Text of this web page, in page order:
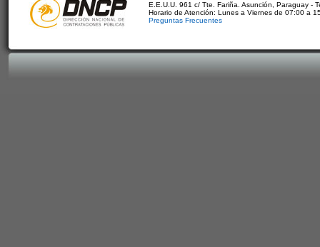
E.E.U.U. 961 c/ Tte. Fariña. Asunción, Paraguay -
Horario de Atención: Lunes a Viernes de 07:00 a
Preguntas Frecuentes